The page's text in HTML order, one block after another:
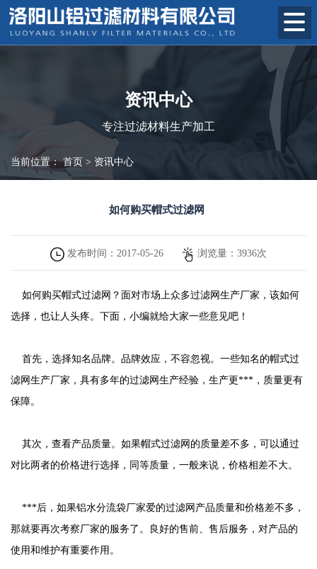
资讯中心
专注过滤材料生产加工
当前位置：首页 > 资讯中心
如何购买帽式过滤网
发布时间： 2017-05-26 浏览量： 3936次
如何购买帽式过滤网？面对市场上众多过滤网生产厂家，该如何
选择，也让人头疼。下面，小编就给大家一些意见吧！
首先，选择知名品牌。品牌效应，不容忽视。一些知名的帽式过
滤网生产厂家，具有多年的过滤网生产经验，生产更***，质量更有
保障。
其次，查看产品质量。如果帽式过滤网的质量差不多，可以通过
对比两者的价格进行选择，同等质量，一般来说，价格相差不大。
***后，如果铝水分流袋厂家爱的过滤网产品质量和价格差不多，
那就要再次考察厂家的服务了。良好的售前、售后服务，对产品的
使用和维护有重要作用。